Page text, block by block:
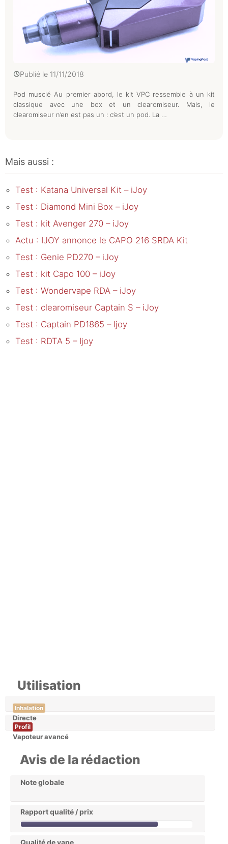
Publié le 11/11/2018
Pod musclé Au premier abord, le kit VPC ressemble à un kit
classique avec une box et un clearomiseur. Mais, le
clearomiseur n’en est pas un : c’est un pod. La …
Mais aussi :
Test : Katana Universal Kit – iJoy
Test : Diamond Mini Box – iJoy
Test : kit Avenger 270 – iJoy
Actu : IJOY annonce le CAPO 216 SRDA Kit
Test : Genie PD270 – iJoy
Test : kit Capo 100 – iJoy
Test : Wondervape RDA – iJoy
Test : clearomiseur Captain S – iJoy
Test : Captain PD1865 – Ijoy
Test : RDTA 5 – Ijoy
Utilisation
Inhalation
Directe
Profil
Vapoteur avancé
Avis de la rédaction
Note globale
Rapport qualité / prix
Qualité de vape